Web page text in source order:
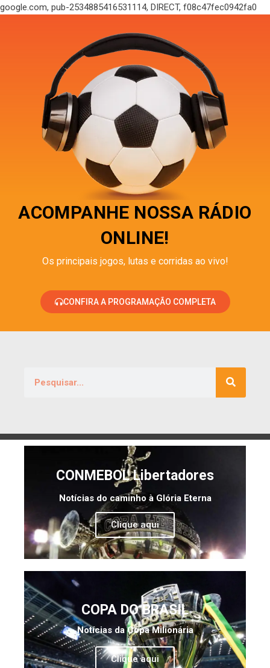
google.com, pub-2534885416531114, DIRECT, f08c47fec0942fa0
ACOMPANHE NOSSA RÁDIO
ONLINE!
Os principais jogos, lutas e corridas ao vivo!
CONFIRA A PROGRAMAÇÃO COMPLETA
CONMEBOL Libertadores
Notícias do caminho à Glória Eterna
Clique aqui
COPA DO BRASIL
Notícias da Copa Milionária
Clique aqui